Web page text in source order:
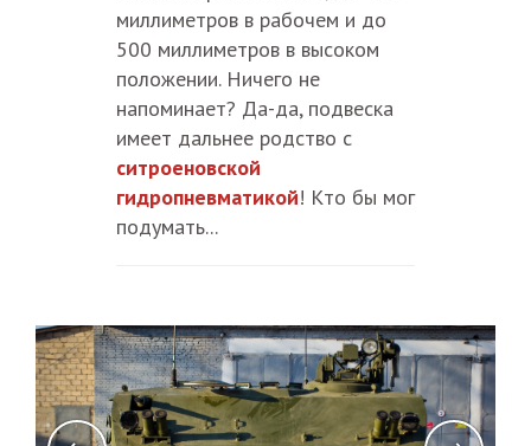
миллиметров в рабочем и до
500 миллиметров в высоком
положении. Ничего не
напоминает? Да-да, подвеска
имеет дальнее родство с
ситроеновской
гидропневматикой! Кто бы мог
подумать...